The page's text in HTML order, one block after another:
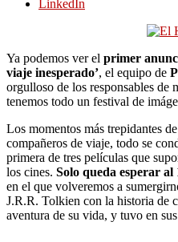
LinkedIn
Ya podemos ver el primer
viaje inesperado’, el equipo de
orgulloso de los responsables de
tenemos todo un festival de
Los momentos más trepidantes
compañeros de viaje, todo se
primera de tres películas que
los cines. Solo queda esperar al
en el que volveremos a
J.R.R. Tolkien con la historia de
aventura de su vida, y tuvo en